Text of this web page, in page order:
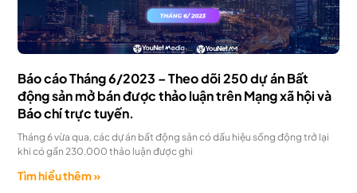
Báo cáo Tháng 6/2023 – Theo dõi 250 dự án Bất
động sản mở bán được thảo luận trên Mạng xã hội và
Báo chí trực tuyến.
Tháng 6 vừa qua, các dự án bất động sản có dấu hiệu sống động trở lại
khi có gần 230.000 thảo luận được ghi
Tìm hiểu thêm »